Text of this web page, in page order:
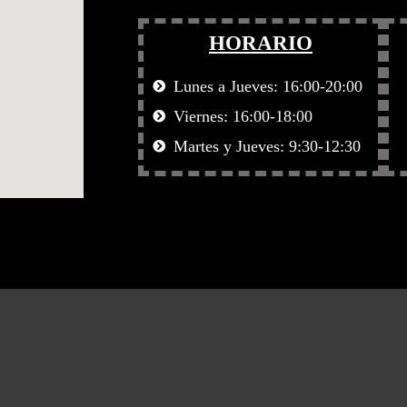
HORARIO
Lunes a Jueves: 16:00-20:00
Viernes: 16:00-18:00
Martes y Jueves: 9:30-12:30